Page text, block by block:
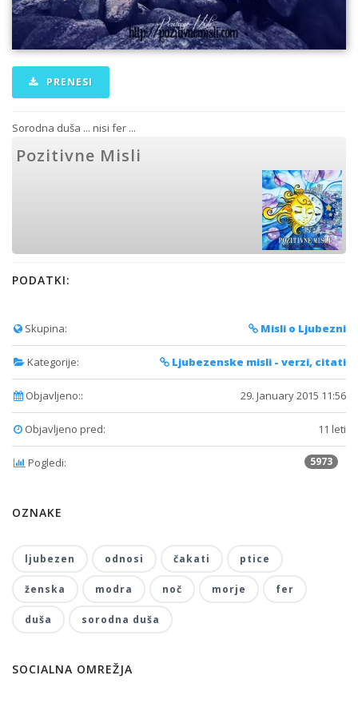
PRENESI
Sorodna duša ... nisi fer ...
Pozitivne Misli
PODATKI:
Skupina: Misli o Ljubezni
Kategorije: Ljubezenske misli - verzi, citati
Objavljeno:: 29. January 2015 11:56
Objavljeno pred: 11 leti
Pogledi: 5973
OZNAKE
ljubezen odnosi čakati ptice
ženska modra noč morje fer
duša sorodna duša
SOCIALNA OMREŽJA